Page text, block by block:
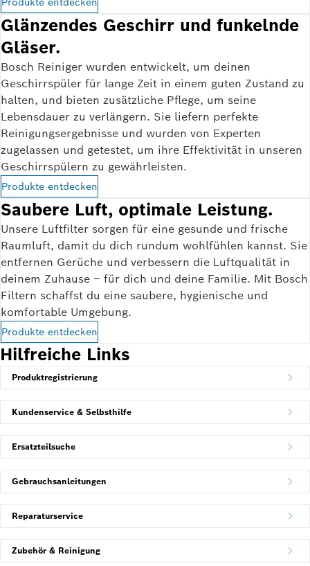
Glänzendes Geschirr und funkelnde
Gläser.
Bosch Reiniger wurden entwickelt, um deinen
Geschirrspüler für lange Zeit in einem guten Zustand zu
halten, und bieten zusätzliche Pflege, um seine
Lebensdauer zu verlängern. Sie liefern perfekte
Reinigungsergebnisse und wurden von Experten
zugelassen und getestet, um ihre Effektivität in unseren
Geschirrspülern zu gewährleisten.
Produkte entdecken
Saubere Luft, optimale Leistung.
Unsere Luftfilter sorgen für eine gesunde und frische
Raumluft, damit du dich rundum wohlfühlen kannst. Sie
entfernen Gerüche und verbessern die Luftqualität in
deinem Zuhause – für dich und deine Familie. Mit Bosch
Filtern schaffst du eine saubere, hygienische und
komfortable Umgebung.
Produkte entdecken
Hilfreiche Links
Produktregistrierung
Kundenservice & Selbsthilfe
Ersatzteilsuche
Gebrauchsanleitungen
Reparaturservice
Zubehör & Reinigung